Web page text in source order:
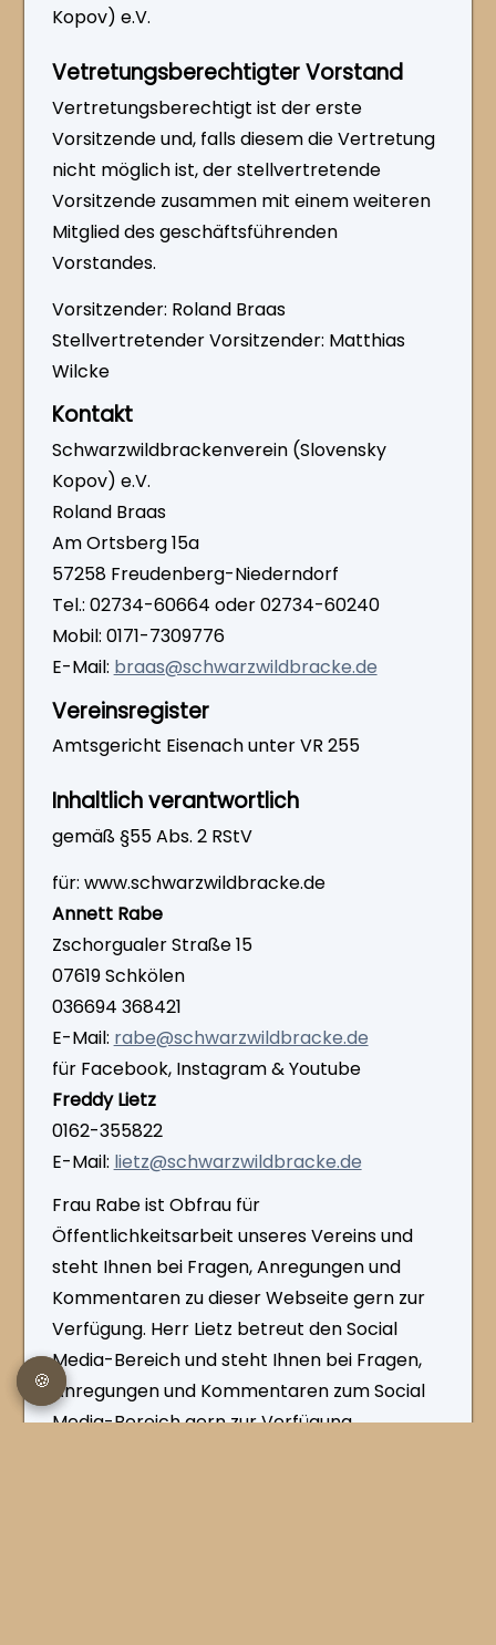
🍪
Kopov) e.V.
Vetretungsberechtigter Vorstand
Vertretungsberechtigt ist der erste
Vorsitzende und, falls diesem die Vertretung
nicht möglich ist, der stellvertretende
Vorsitzende zusammen mit einem weiteren
Mitglied des geschäftsführenden
Vorstandes.
Vorsitzender: Roland Braas
Stellvertretender Vorsitzender: Matthias
Wilcke
Kontakt
Schwarzwildbrackenverein (Slovensky
Kopov) e.V.
Roland Braas
Am Ortsberg 15a
57258 Freudenberg-Niederndorf
Tel.: 02734-60664 oder 02734-60240
Mobil: 0171-7309776
E-Mail: braas@schwarzwildbracke.de
Vereinsregister
Amtsgericht Eisenach unter VR 255
Inhaltlich verantwortlich
gemäß §55 Abs. 2 RStV
für: www.schwarzwildbracke.de
Annett Rabe
Zschorgualer Straße 15
07619 Schkölen
036694 368421
E-Mail: rabe@schwarzwildbracke.de
für Facebook, Instagram & Youtube
Freddy Lietz
0162-355822
E-Mail: lietz@​schwarzwildbracke.de
Frau Rabe ist Obfrau für
Öffentlichkeitsarbeit unseres Vereins und
steht Ihnen bei Fragen, Anregungen und
Kommentaren zu dieser Webseite gern zur
Verfügung. Herr Lietz betreut den Social
Media-Bereich und steht Ihnen bei Fragen,
Anregungen und Kommentaren zum Social
Media-Bereich gern zur Verfügung.
🍪